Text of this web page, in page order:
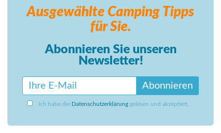
Ausgewählte Camping Tipps
für Sie.
Abonnieren Sie unseren
Newsletter!
Abonnieren
Ich habe die Datenschutzerklärung gelesen und akzeptiert.